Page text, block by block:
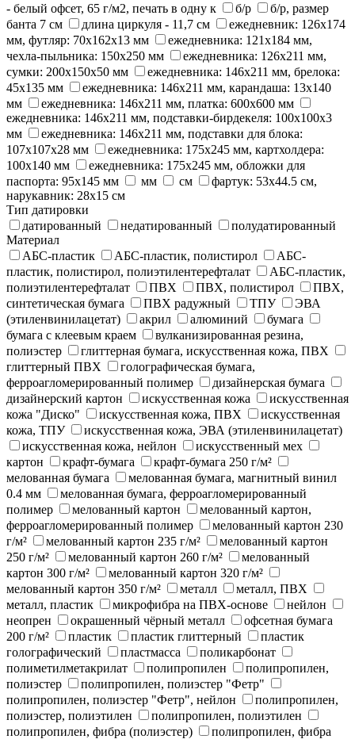
- белый офсет, 65 г/м2, печать в одну к
б/р
б/р, размер
банта 7 см
длина циркуля - 11,7 см
ежедневник: 126х174
мм, футляр: 70х162х13 мм
ежедневника: 121х184 мм,
чехла-пыльника: 150х250 мм
ежедневника: 126х211 мм,
сумки: 200х150х50 мм
ежедневника: 146х211 мм, брелока:
45х135 мм
ежедневника: 146х211 мм, карандаша: 13х140
мм
ежедневника: 146х211 мм, платка: 600х600 мм
ежедневника: 146х211 мм, подставки-бирдекеля: 100х100х3
мм
ежедневника: 146х211 мм, подставки для блока:
107х107х28 мм
ежедневника: 175x245 мм, картхолдера:
100х140 мм
ежедневника: 175x245 мм, обложки для
паспорта: 95х145 мм
мм см
фартук: 53х44.5 см,
нарукавник: 28х15 см
Тип датировки
датированный
недатированный
полудатированный
Материал
АБС-пластик
АБС-пластик, полистирол
АБС-
пластик, полистирол, полиэтилентерефталат
АБС-пластик,
полиэтилентерефталат
ПВХ ПВХ, полистирол
ПВХ,
синтетическая бумага
ПВХ радужный ТПУ
ЭВА
(этиленвинилацетат)
акрил алюминий
бумага
бумага с клеевым краем
вулканизированная резина,
полиэстер
глиттерная бумага, искусственная кожа, ПВХ
глиттерный ПВХ
голографическая бумага,
ферроагломерированный полимер
дизайнерская бумага
дизайнерский картон
искусственная кожа
искусственная
кожа "Диско"
искусственная кожа, ПВХ
искусственная
кожа, ТПУ
искусственная кожа, ЭВА (этиленвинилацетат)
искусственная кожа, нейлон
искусственный мех
картон
крафт-бумага
крафт-бумага 250 г/м²
мелованная бумага
мелованная бумага, магнитный винил
0.4 мм
мелованная бумага, ферроагломерированный
полимер
мелованный картон
мелованный картон,
ферроагломерированный полимер
мелованный картон 230
г/м²
мелованный картон 235 г/м²
мелованный картон
250 г/м²
мелованный картон 260 г/м²
мелованный
картон 300 г/м²
мелованный картон 320 г/м²
мелованный картон 350 г/м²
металл
металл, ПВХ
металл, пластик
микрофибра на ПВХ-основе
нейлон
неопрен
окрашенный чёрный металл
офсетная бумага
200 г/м²
пластик пластик глиттерный
пластик
голографический
пластмасса
поликарбонат
полиметилметакрилат
полипропилен
полипропилен,
полиэстер
полипропилен, полиэстер "Фетр"
полипропилен, полиэстер "Фетр", нейлон
полипропилен,
полиэстер, полиэтилен
полипропилен, полиэтилен
полипропилен, фибра (полиэстер)
полипропилен, фибра